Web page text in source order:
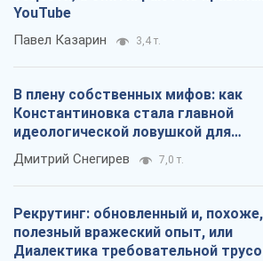
YouTube
Павел Казарин 3,4 т.
В плену собственных мифов: как
Константиновка стала главной
идеологической ловушкой для
российских оккупантов
Дмитрий Снегирев 7,0 т.
Рекрутинг: обновленный и, похоже,
полезный вражеский опыт, или
Диалектика требовательной